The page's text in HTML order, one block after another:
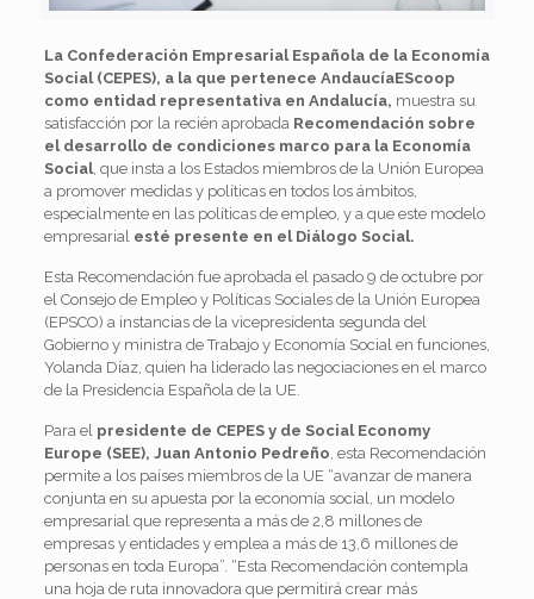
La Confederación Empresarial Española de la Economía
Social (CEPES), a la que pertenece AndaucíaEScoop
como entidad representativa en Andalucía, muestra su
satisfacción por la recién aprobada Recomendación sobre
el desarrollo de condiciones marco para la Economía
Social, que insta a los Estados miembros de la Unión Europea
a promover medidas y políticas en todos los ámbitos,
especialmente en las políticas de empleo, y a que este modelo
empresarial esté presente en el Diálogo Social.
Esta Recomendación fue aprobada el pasado 9 de octubre por
el Consejo de Empleo y Políticas Sociales de la Unión Europea
(EPSCO) a instancias de la vicepresidenta segunda del
Gobierno y ministra de Trabajo y Economía Social en funciones,
Yolanda Díaz, quien ha liderado las negociaciones en el marco
de la Presidencia Española de la UE.
Para el presidente de CEPES y de Social Economy
Europe (SEE), Juan Antonio Pedreño , esta Recomendación
permite a los países miembros de la UE “avanzar de manera
conjunta en su apuesta por la economía social, un modelo
empresarial que representa a más de 2,8 millones de
empresas y entidades y emplea a más de 13,6 millones de
personas en toda Europa”. “Esta Recomendación contempla
una hoja de ruta innovadora que permitirá crear más